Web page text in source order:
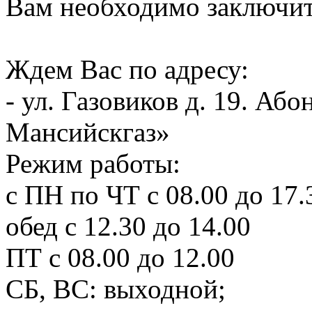
Вам необходимо
Ждем Вас по адресу:
- ул. Газовиков д. 19.
Мансийскгаз»
Режим работы:
с ПН по ЧТ с 08.00 до
обед с 12.30 до 14.00
ПТ с 08.00 до 12.00
СБ, ВС: выходной;